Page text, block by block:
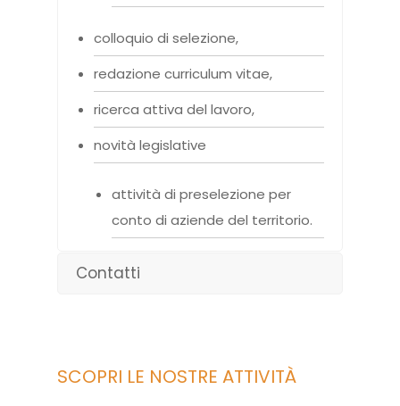
colloquio di selezione,
redazione curriculum vitae,
ricerca attiva del lavoro,
novità legislative
attività di preselezione per
conto di aziende del territorio.
Contatti
SCOPRI LE NOSTRE ATTIVITÀ